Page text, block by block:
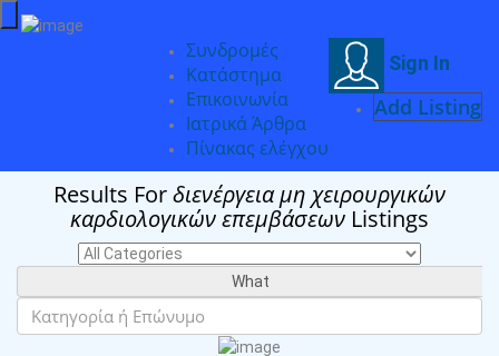
Sign In
Add Listing
Συνδρομές
Κατάστημα
Επικοινωνία
Ιατρικά Άρθρα
Πίνακας ελέγχου
Results Forδιενέργεια μη χειρουργικών
καρδιολογικών επεμβάσεων Listings
What